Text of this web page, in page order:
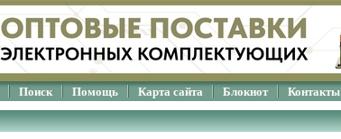
Поиск Помощь Карта сайта Блокнот Контакты